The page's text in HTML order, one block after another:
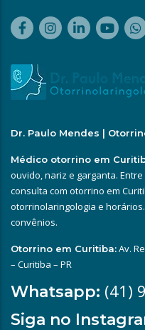
Dr. Paulo Mendes |
Médico otorrino em
ouvido, nariz e garganta.
consulta com otorrino em
otorrinolaringologia e
convênios.
Otorrino em Curitiba:Av.
– Curitiba – PR
Whatsapp: (41)
Siga no